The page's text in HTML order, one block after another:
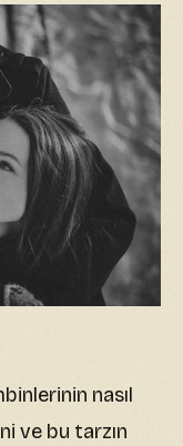
nasıl
ve bu tarzın